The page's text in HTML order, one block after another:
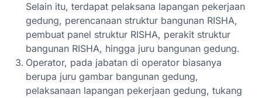
Selain itu, terdapat pelaksana lapangan pekerjaan
gedung, perencanaan struktur bangunan RISHA,
pembuat panel struktur RISHA, perakit struktur
bangunan RISHA, hingga juru bangunan gedung.
Operator, pada jabatan di operator biasanya
berupa juru gambar bangunan gedung,
pelaksanaan lapangan pekerjaan gedung, tukang